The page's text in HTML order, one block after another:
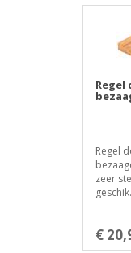
Regel
Regel
zeer
€